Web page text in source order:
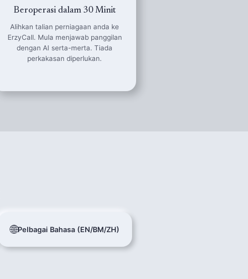
Beroperasi dalam 30 Minit
Alihkan talian perniagaan anda ke
ErzyCall. Mula menjawab panggilan
dengan AI serta-merta. Tiada
perkakasan diperlukan.
🌐Pelbagai Bahasa (EN/BM/ZH)